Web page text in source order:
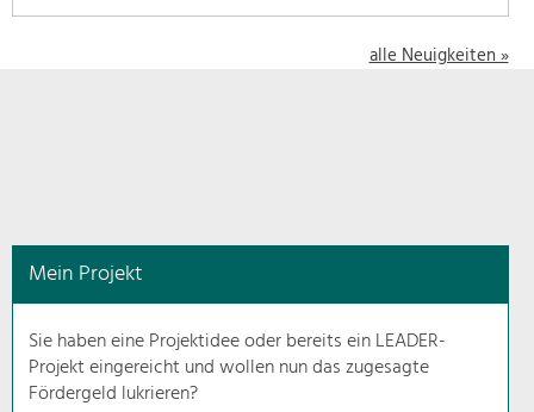
schon
Natur- &
Landschaftsschutz
Pflege, Regulierung und
Weiterentwicklung.
alle Neuigkeiten »
Mein Projekt
Sie haben eine Projektidee oder bereits ein LEADER-
Projekt eingereicht und wollen nun das zugesagte
Fördergeld lukrieren?